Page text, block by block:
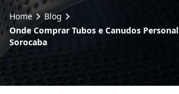
Mercados
Home
Blog
Onde Comprar Tubos e Canudos
Sorocaba